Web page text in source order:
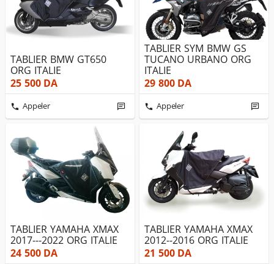
TABLIER BMW GT650
ORG ITALIE
25 500DA
Appeler
TABLIER SYM BMW GS
TUCANO URBANO ORG
ITALIE
29 800DA
Appeler
TABLIER YAMAHA XMAX
2017---2022 ORG ITALIE
24 500DA
TABLIER YAMAHA XMAX
2012--2016 ORG ITALIE
21 500DA